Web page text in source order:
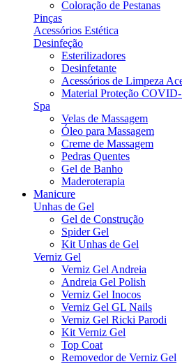
Coloração de Pestanas
Pinças
Acessórios Estética
Desinfeção
Esterilizadores
Desinfetante
Acessórios de Limpeza
Material Proteção
Spa
Velas de Massagem
Óleo para Massagem
Creme de Massagem
Pedras Quentes
Gel de Banho
Maderoterapia
Manicure
Unhas de Gel
Gel de Construção
Spider Gel
Kit Unhas de Gel
Verniz Gel
Verniz Gel Andreia
Andreia Gel Polish
Verniz Gel Inocos
Verniz Gel GL Nails
Verniz Gel Ricki Parodi
Kit Verniz Gel
Top Coat
Removedor de Verniz Gel